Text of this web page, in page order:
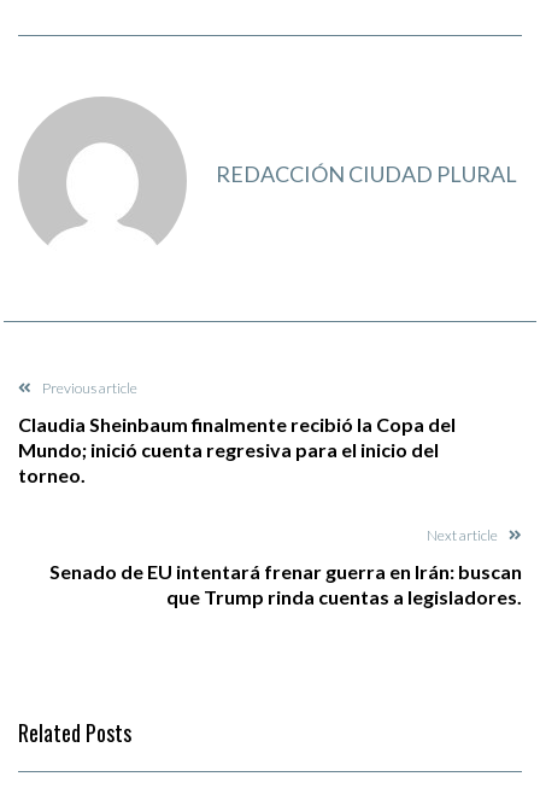
REDACCIÓN CIUDAD PLURAL
Previous article
Claudia Sheinbaum finalmente recibió la Copa del
Mundo; inició cuenta regresiva para el inicio del
torneo.
Next article
Senado de EU intentará frenar guerra en Irán: buscan
que Trump rinda cuentas a legisladores.
Related Posts